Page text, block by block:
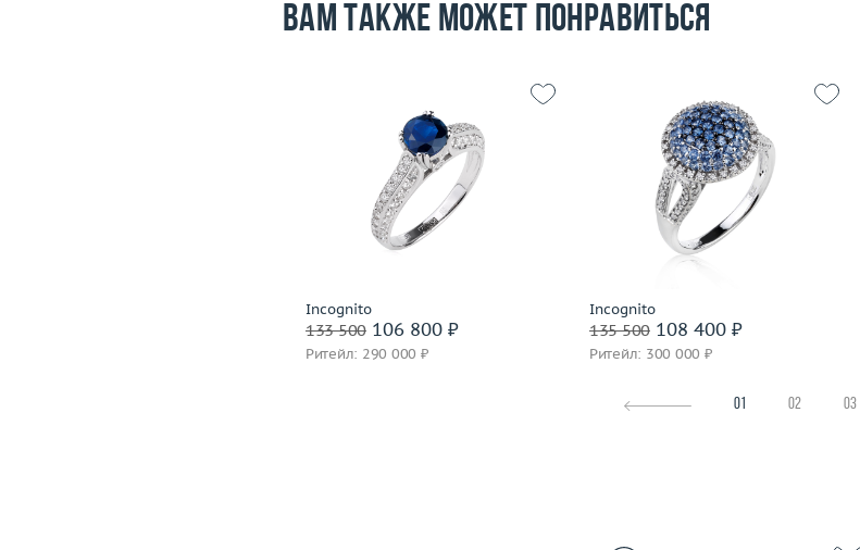
Вам также может понравиться
Incognito
133 500106 800 ₽
Ритейл: 290 000 ₽
Материал
золото 585 пробы
Incognito
135 500108 400 ₽
Ритейл: 300 000 ₽
Материал
золото 585 пробы
Подробнее
01 02 03